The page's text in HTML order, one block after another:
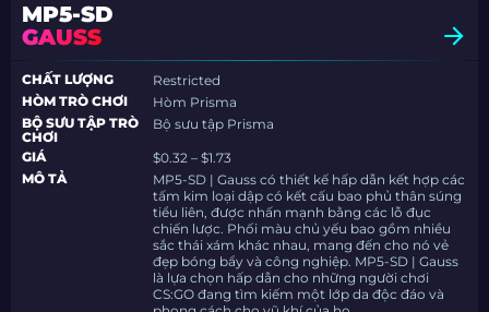
MP5-SD
GAUSS
CHẤT LƯỢNG
Restricted
HÒM TRÒ CHƠI
Hòm Prisma
BỘ SƯU TẬP TRÒ
CHƠI
Bộ sưu tập Prisma
GIÁ
$0.32 – $1.73
MÔ TẢ
MP5-SD | Gauss có thiết kế hấp dẫn kết hợp các
tấm kim loại dập có kết cấu bao phủ thân súng
tiểu liên, được nhấn mạnh bằng các lỗ đục
chiến lược. Phối màu chủ yếu bao gồm nhiều
sắc thái xám khác nhau, mang đến cho nó vẻ
đẹp bóng bẩy và công nghiệp. MP5-SD | Gauss
là lựa chọn hấp dẫn cho những người chơi
CS:GO đang tìm kiếm một lớp da độc đáo và